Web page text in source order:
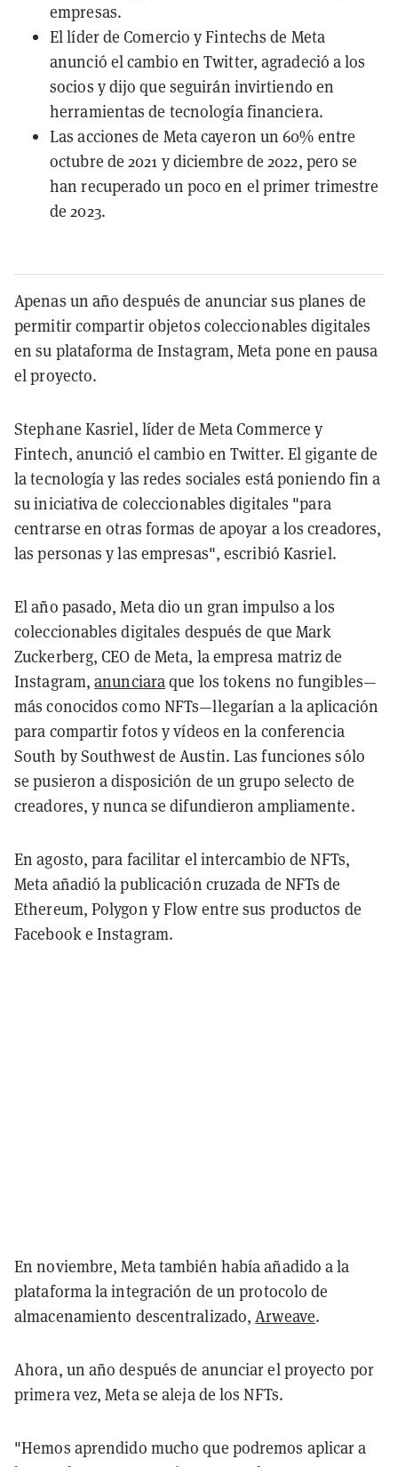
empresas.
El líder de Comercio y Fintechs de Meta
anunció el cambio en Twitter, agradeció a los
socios y dijo que seguirán invirtiendo en
herramientas de tecnología financiera.
Las acciones de Meta cayeron un 60% entre
octubre de 2021 y diciembre de 2022, pero se
han recuperado un poco en el primer trimestre
de 2023.
Apenas un año después de anunciar sus planes de
permitir compartir objetos coleccionables digitales
en su plataforma de Instagram, Meta pone en pausa
el proyecto.
Stephane Kasriel, líder de Meta Commerce y
Fintech, anunció el cambio en Twitter. El gigante de
la tecnología y las redes sociales está poniendo fin a
su iniciativa de coleccionables digitales "para
centrarse en otras formas de apoyar a los creadores,
las personas y las empresas", escribió Kasriel.
El año pasado, Meta dio un gran impulso a los
coleccionables digitales después de que Mark
Zuckerberg, CEO de Meta, la empresa matriz de
Instagram,anunciaraque los tokens no fungibles—
más conocidos como NFTs—llegarían a la aplicación
para compartir fotos y vídeos en la conferencia
South by Southwest de Austin. Las funciones sólo
se pusieron a disposición de un grupo selecto de
creadores, y nunca se difundieron ampliamente.
En agosto, para facilitar el intercambio de NFTs,
Meta añadió la publicación cruzada de NFTs de
Ethereum, Polygon y Flow entre sus productos de
Facebook e Instagram.
En noviembre, Meta también había añadido a la
plataforma la integración de un protocolo de
almacenamiento descentralizado,Arweave.
Ahora, un año después de anunciar el proyecto por
primera vez, Meta se aleja de los NFTs.
"Hemos aprendido mucho que podremos aplicar a